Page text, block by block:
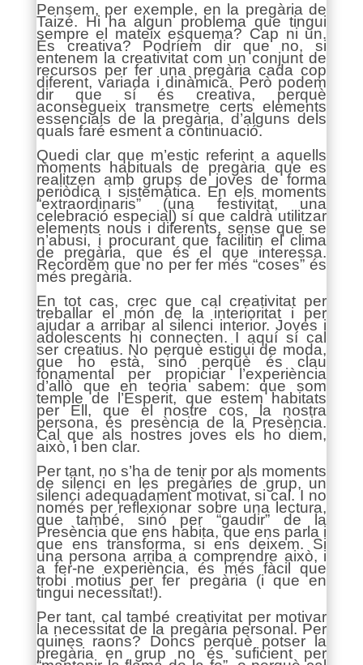
Pensem, per exemple, en la pregària de
Taizé. Hi ha algun problema que tingui
sempre el mateix esquema? Cap ni un.
És creativa? Podríem dir que no, si
entenem la creativitat com un conjunt de
recursos per fer una pregària cada cop
diferent, variada i dinàmica. Però podem
dir que sí és creativa, perquè
aconsegueix transmetre certs elements
essencials de la pregària, d’alguns dels
quals faré esment a continuació.
Quedi clar que m’estic referint a aquells
moments habituals de pregària que es
realitzen amb grups de joves de forma
periòdica i sistemàtica. En els moments
“extraordinaris” (una festivitat, una
celebració especial) sí que caldrà utilitzar
elements nous i diferents, sense que se
n’abusi, i procurant que facilitin el clima
de pregària, que és el que interessa.
Recordem que no per fer més “coses” és
més pregària.
En tot cas, crec que cal creativitat per
treballar el món de la interioritat i per
ajudar a arribar al silenci interior. Joves i
adolescents hi connecten. I aquí sí cal
ser creatius. No perquè estigui de moda,
que ho està, sinó perquè és clau
fonamental per propiciar l’experiència
d’allò que en teoria sabem: que som
temple de l’Esperit, que estem habitats
per Ell, que el nostre cos, la nostra
persona, és presència de la Presència.
Cal que als nostres joves els ho diem,
això, i ben clar.
Per tant, no s’ha de tenir por als moments
de silenci en les pregàries de grup, un
silenci adequadament motivat, si cal. I no
només per reflexionar sobre una lectura,
que també, sinó per “gaudir” de la
Presència que ens habita, que ens parla i
que ens transforma, si ens deixem. Si
una persona arriba a comprendre això, i
a fer-ne experiència, és més fàcil que
trobi motius per fer pregària (i que en
tingui necessitat!).
Per tant, cal també creativitat per motivar
la necessitat de la pregària personal. Per
quines raons? Doncs perquè potser la
pregària en grup no és suficient per